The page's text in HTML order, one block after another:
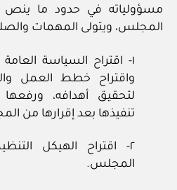
مسؤولياته في حدود ما ينص
المجلس، ويتولى المهمات
١- اقتراح السياسة
واقتراح خطط العمل
لتحقيق أهدافه،
تنفيذها بعد إقرارها من
٢- اقتراح الهيكل
المجلس.